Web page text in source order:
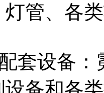
管、各
套设备